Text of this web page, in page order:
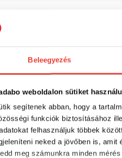
Beleegyezés
weboldalon sütiket
segítenek abban, hogy a
funkciók biztosításához
felhasználjuk többek
neked a jövőben is,
meg számunkra minden